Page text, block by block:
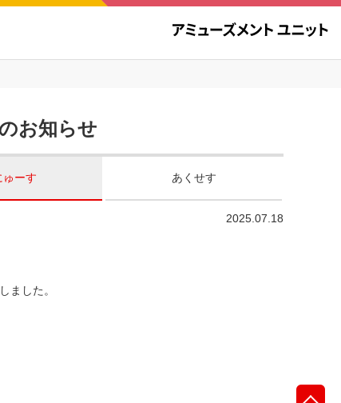
お知らせ
ゅーす あくせす
2025.07.18
ました。